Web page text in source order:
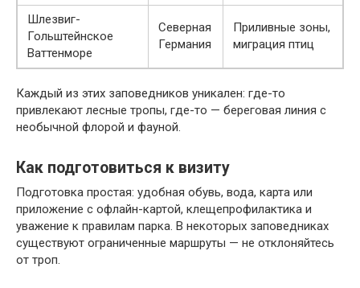
Шлезвиг-
Гольштейнское
Ваттенморе
Северная
Германия
Приливные зоны,
миграция птиц
Каждый из этих заповедников уникален: где-то
привлекают лесные тропы, где-то — береговая линия с
необычной флорой и фауной.
Как подготовиться к визиту
Подготовка простая: удобная обувь, вода, карта или
приложение с офлайн-картой, клещепрофилактика и
уважение к правилам парка. В некоторых заповедниках
существуют ограниченные маршруты — не отклоняйтесь
от троп.